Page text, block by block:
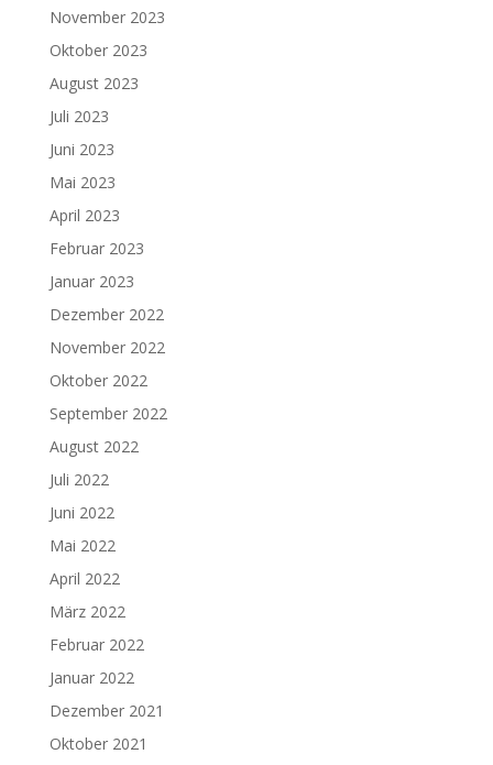
November 2023
Oktober 2023
August 2023
Juli 2023
Juni 2023
Mai 2023
April 2023
Februar 2023
Januar 2023
Dezember 2022
November 2022
Oktober 2022
September 2022
August 2022
Juli 2022
Juni 2022
Mai 2022
April 2022
März 2022
Februar 2022
Januar 2022
Dezember 2021
Oktober 2021